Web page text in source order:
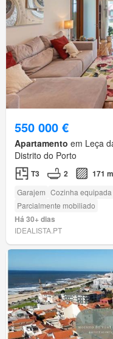
550 000 €
Apartamento em Leça
Distrito do Porto
T3 2 171
Garajem Cozinha equipada
Parcialmente mobiliado
Há 30+ dias
IDEALISTA.PT